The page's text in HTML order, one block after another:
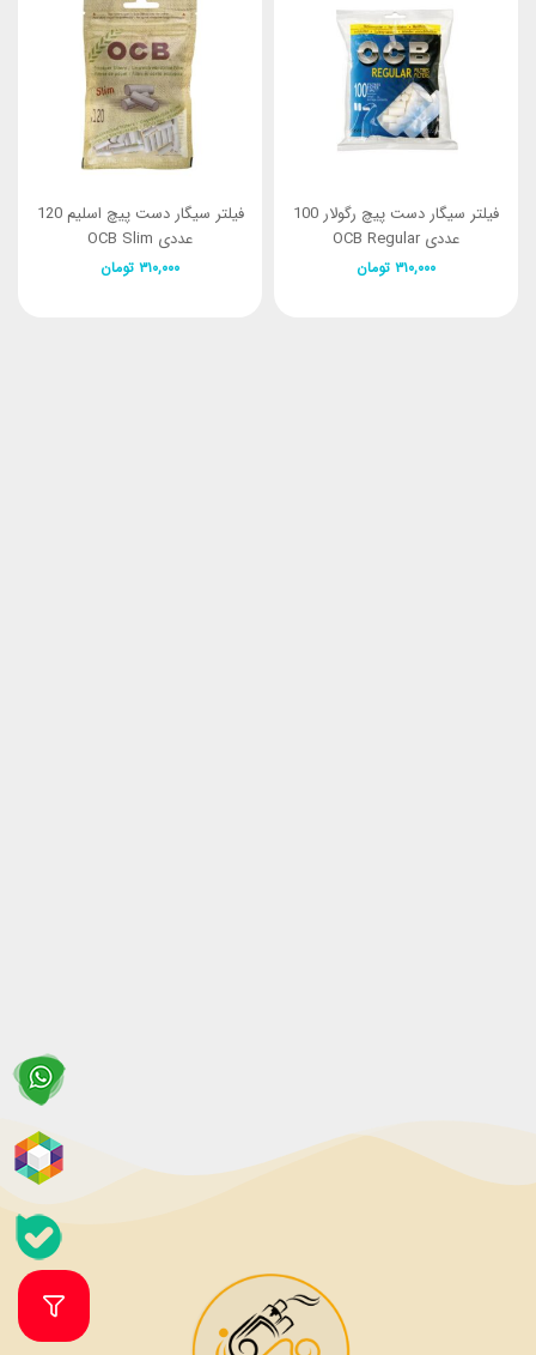
فیلتر سیگار دست پیچ رگولار 100
عددی OCB Regular
تومان ۳۱۰,۰۰۰
فیلتر سیگار دست پیچ اسلیم 120
عددی OCB Slim
تومان ۳۱۰,۰۰۰